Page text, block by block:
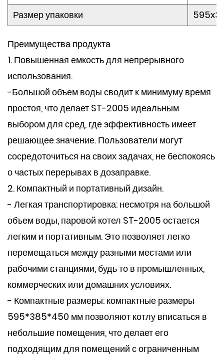
Размер упаковки
Преимущества продукта
1. Повышенная емкость для непрерывного
использования.
-Большой объем воды сводит к минимуму время
простоя, что делает ST-2005 идеальным
выбором для сред, где эффективность имеет
решающее значение. Пользователи могут
сосредоточиться на своих задачах, не беспокоясь
о частых перерывах в дозаправке.
2. Компактный и портативный дизайн.
- Легкая транспортировка: несмотря на большой
объем воды, паровой котел ST-2005 остается
легким и портативным. Это позволяет легко
перемещаться между разными местами или
рабочими станциями, будь то в промышленных,
коммерческих или домашних условиях.
- Компактные размеры: компактные размеры
595*385*450 мм позволяют котлу вписаться в
небольшие помещения, что делает его
подходящим для помещений с ограниченным